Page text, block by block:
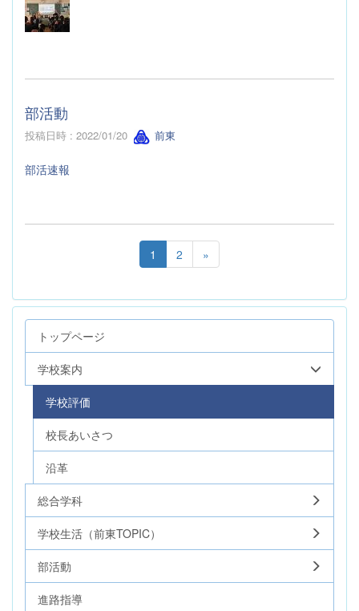
部活動
投稿日時 : 2022/01/20 前東
部活速報
1 2 »
トップページ
学校案内
学校評価
校長あいさつ
沿革
総合学科
学校生活（前東TOPIC）
部活動
進路指導